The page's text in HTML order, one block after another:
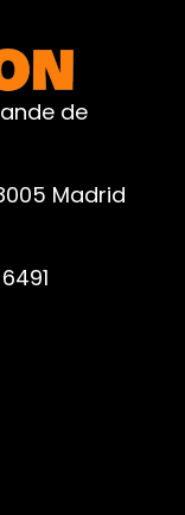
de
Madrid